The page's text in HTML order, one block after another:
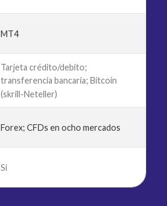
MT4
Tarjeta crédito/debito;
transferencia bancaria; Bitcoin
(skrill-Neteller)
Forex; CFDs en ocho mercados
Si